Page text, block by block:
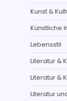
Kunst &
Künstliche
Lebensstil
Literatur &
Literatur &
Literatur